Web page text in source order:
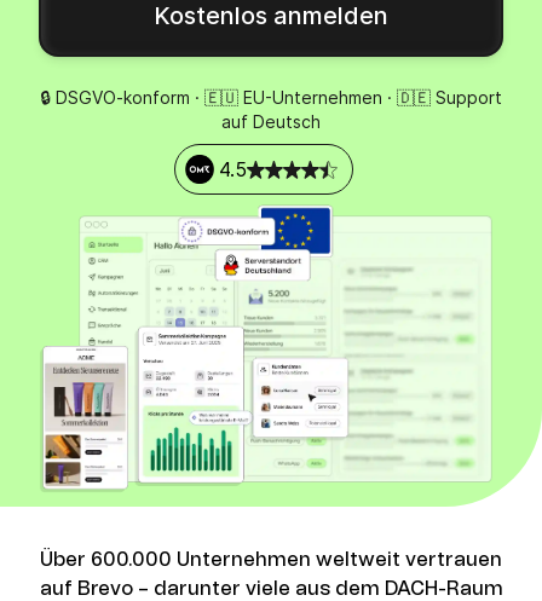
Kostenlos anmelden
🔒 DSGVO-konform · 🇪🇺 EU-Unternehmen · 🇩🇪 Support
auf Deutsch
4.5
Über 600.000 Unternehmen weltweit vertrauen
auf Brevo – darunter viele aus dem DACH-Raum